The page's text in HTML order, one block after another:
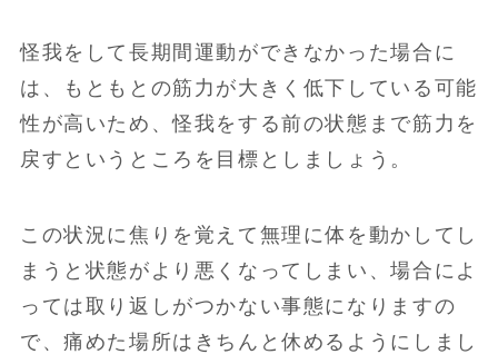
怪我をして長期間運動ができなかった場合に
は、もともとの筋力が大きく低下している可能
性が高いため、怪我をする前の状態まで筋力を
戻すというところを目標としましょう。
この状況に焦りを覚えて無理に体を動かしてし
まうと状態がより悪くなってしまい、場合によ
っては取り返しがつかない事態になりますの
で、痛めた場所はきちんと休めるようにしまし